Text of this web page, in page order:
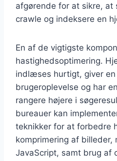
afgørende for at sikre, at
crawle og indeksere en
En af de vigtigste
hastighedsoptimering.
indlæses hurtigt, giver
brugeroplevelse og har
rangere højere i
bureauer kan
teknikker for at forbedre
komprimering af billeder,
JavaScript, samt brug af